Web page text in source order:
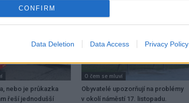
CONFIRM
Data Deletion Data Access Privacy Policy
nebo je průkazka
řeší jednodušší
O čem se mluví
Obyvatelé upozorňují na problémy
v okolí náměstí 17. listopadu.